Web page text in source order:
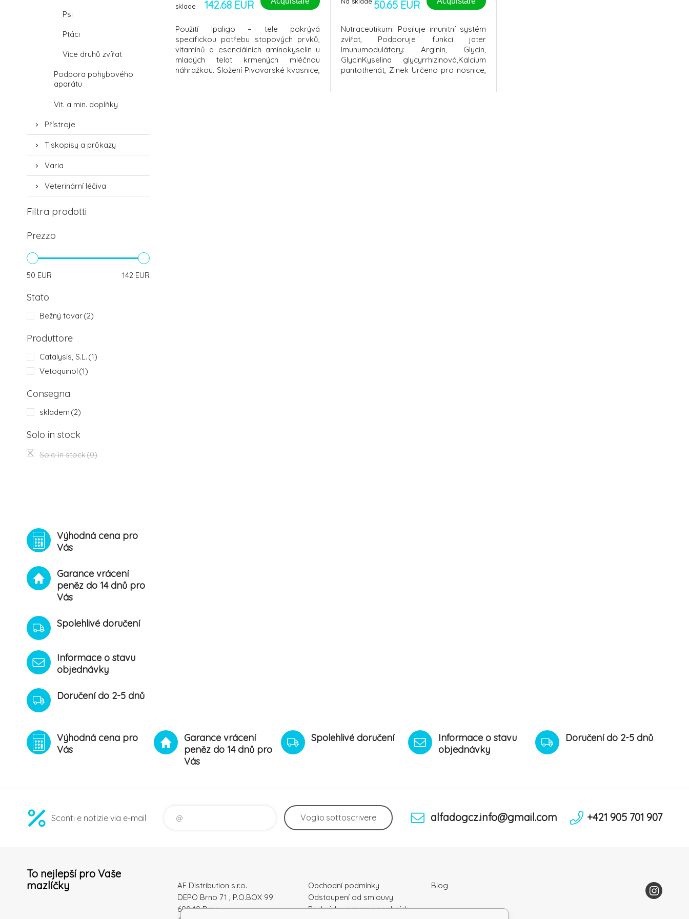
Psi
Ptáci
Více druhů zvířat
Podpora pohybového
aparátu
Vit. a min. doplňky
Přístroje
Tiskopisy a průkazy
Varia
Veterinární léčiva
Filtra prodotti
Prezzo
50 EUR 142 EUR
Stato
Bežný tovar(2)
Produttore
Catalysis, S.L. (1)
Vetoquinol (1)
Consegna
skladem (2)
Solo in stock
Solo in stock(0)
Výhodná cena pro
Vás
Garance vrácení
peněz do 14 dnů pro
Vás
Spolehlivé doručení
Informace o stavu
objednávky
Doručení do 2-5 dnů
sklade
142.68 EUR
Použití Ipaligo – tele pokrývá
specifickou potřebu stopových prvků,
vitamínů a esenciálních aminokyselin u
mladých telat krmených mléčnou
náhražkou. Složení Pivovarské kvasnice,
50.65 EUR
Nutraceutikum: Posiluje imunitní systém
zvířat, Podporuje funkci jater
Imunumodulátory: Arginin, Glycin,
GlycinKyselina glycyrrhizinová,Kalcium
pantothenát, Zinek Určeno pro nosnice,
Výhodná cena pro
Vás
Garance vrácení
peněz do 14 dnů pro
Vás
Spolehlivé doručení
Informace o stavu
objednávky
Doručení do 2-5 dnů
Sconti e notizie via e-mail Voglio sottoscrivere alfadogcz.info@gmail.com +421 905 701 907
To nejlepší pro Vaše
mazlíčky
AF Distribution s.r.o.
DEPO Brno 71 , P.O.BOX 99
600 10 Brno
Obchodní podmínky
Odstoupení od smlouvy
Podmínky ochrany osobních
Blog